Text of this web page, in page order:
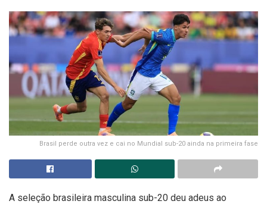
Brasil perde outra vez e cai no Mundial sub-20 ainda na primeira fase
A seleção brasileira masculina sub-20 deu adeus ao